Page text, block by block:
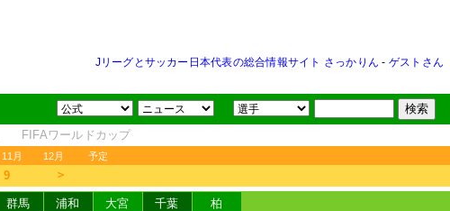
Jリーグとサッカー日本代表の総合情報サイト さっかりん - ゲストさん
FIFAワールドカップ
11月 12月 予定
9 ＞
群馬 浦和 大宮 千葉
柏